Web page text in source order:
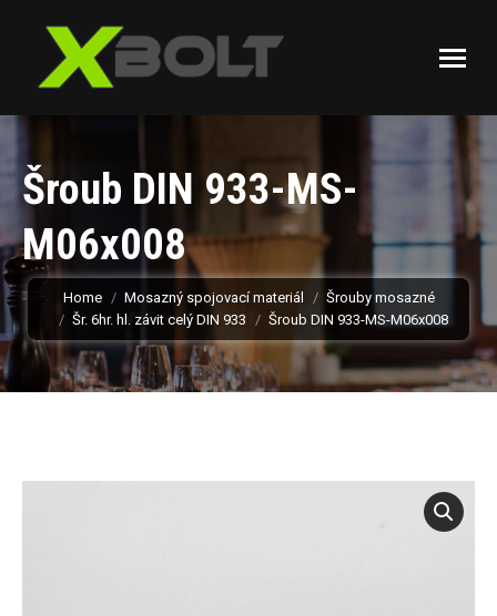
Šroub DIN 933-MS-
M06x008
You are here:
Home Mosazný spojovací materiál
Šrouby mosazné
Šr. 6hr. hl. závit celý DIN 933
Šroub DIN 933-MS-M06x008